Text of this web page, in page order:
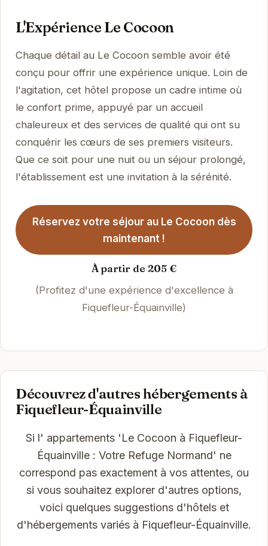
L'Expérience Le Cocoon
Chaque détail au Le Cocoon semble avoir été
conçu pour offrir une expérience unique. Loin de
l'agitation, cet hôtel propose un cadre intime où
le confort prime, appuyé par un accueil
chaleureux et des services de qualité qui ont su
conquérir les cœurs de ses premiers visiteurs.
Que ce soit pour une nuit ou un séjour prolongé,
l'établissement est une invitation à la sérénité.
Réservez votre séjour au Le Cocoon dès
maintenant !
À partir de 205 €
(Profitez d'une expérience d'excellence à
Fiquefleur-Équainville)
Découvrez d'autres hébergements à
Fiquefleur-Équainville
Si l' appartements 'Le Cocoon à Fiquefleur-
Équainville : Votre Refuge Normand' ne
correspond pas exactement à vos attentes, ou
si vous souhaitez explorer d'autres options,
voici quelques suggestions d'hôtels et
d'hébergements variés à Fiquefleur-Équainville.